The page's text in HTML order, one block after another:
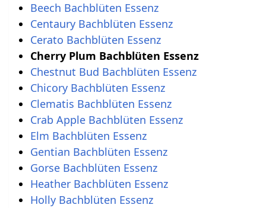
Beech Bachblüten Essenz
Centaury Bachblüten Essenz
Cerato Bachblüten Essenz
Cherry Plum Bachblüten Essenz
Chestnut Bud Bachblüten Essenz
Chicory Bachblüten Essenz
Clematis Bachblüten Essenz
Crab Apple Bachblüten Essenz
Elm Bachblüten Essenz
Gentian Bachblüten Essenz
Gorse Bachblüten Essenz
Heather Bachblüten Essenz
Holly Bachblüten Essenz